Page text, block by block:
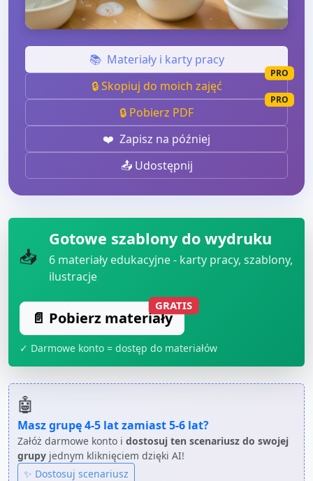
📚 Materiały i karty pracy
🔒 Skopiuj do moich zajęć
PRO
🔒 Pobierz PDF
PRO
❤️ Zapisz na później
📤 Udostępnij
📥
Gotowe szablony do wydruku
6 materiały edukacyjne - karty pracy, szablony,
ilustracje
📄 Pobierz materiały
GRATIS
✓ Darmowe konto = dostęp do materiałów
🤖
Masz grupę4-5 latzamiast5-6 lat?
Załóż darmowe konto i dostosuj ten scenariusz do swojej
grupy jednym kliknięciem dzięki AI!
✨ Dostosuj scenariusz